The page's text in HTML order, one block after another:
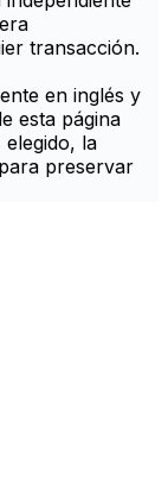
transacción.
en inglés y
esta página
la
preservar